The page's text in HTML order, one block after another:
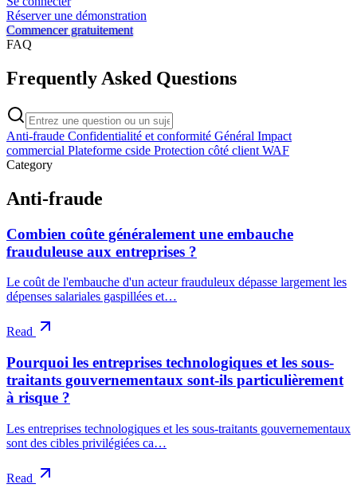
Réserver une démonstration
Commencer gratuitement
FAQ
Frequently Asked Questions
Anti-fraude Confidentialité et conformité Général Impact
commercial Plateforme cside Protection côté client WAF
Category
Anti-fraude
Combien coûte généralement une embauche
frauduleuse aux entreprises ?
Le coût de l'embauche d'un acteur frauduleux dépasse largement les
dépenses salariales gaspillées et…
Read
Pourquoi les entreprises technologiques et les sous-
traitants gouvernementaux sont-ils particulièrement
à risque ?
Les entreprises technologiques et les sous-traitants gouvernementaux
sont des cibles privilégiées ca…
Read